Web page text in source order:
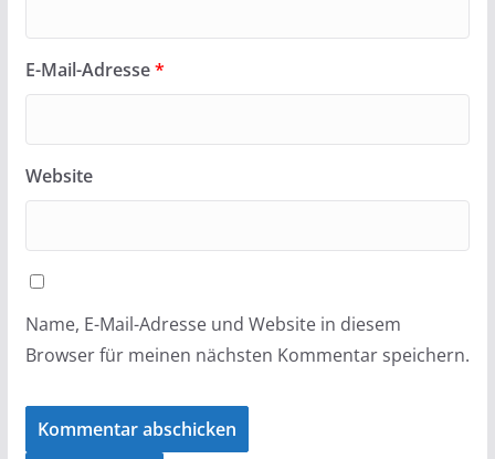
E-Mail-Adresse*
Website
Name, E-Mail-Adresse und Website in diesem
Browser für meinen nächsten Kommentar speichern.